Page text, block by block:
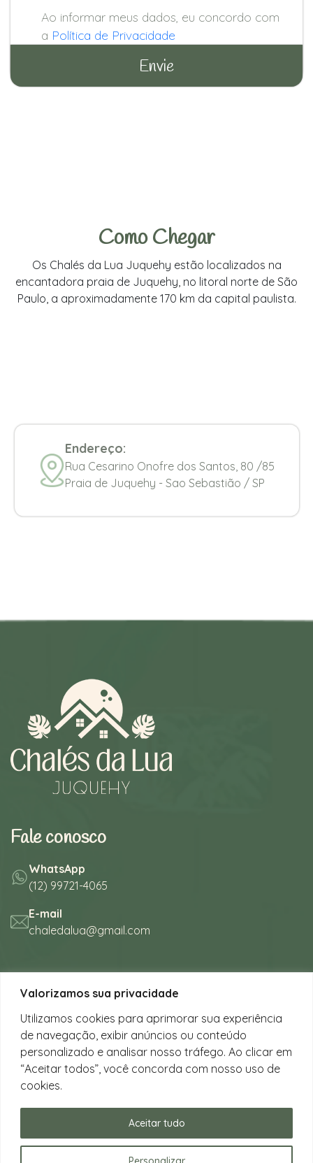
Valorizamos sua privacidade
Utilizamos cookies para aprimorar sua experiência
de navegação, exibir anúncios ou conteúdo
personalizado e analisar nosso tráfego. Ao clicar em
“Aceitar todos”, você concorda com nosso uso de
cookies.
Aceitar tudo
Ao informar meus dados, eu concordo com
a Política de Privacidade
Como Chegar
Os Chalés da Lua Juquehy estão localizados na
encantadora praia de Juquehy, no litoral norte de São
Paulo, a aproximadamente 170 km da capital paulista.
Endereço:
Rua Cesarino Onofre dos Santos, 80 /85
Praia de Juquehy - Sao Sebastião / SP
Fale conosco
WhatsApp
(12) 99721-4065
E-mail
chaledalua@gmail.com
na bela praia de Juquehy.
Instagram
@chalesdaluajuquehy
Facebook
Chalés da Lua Juquehy